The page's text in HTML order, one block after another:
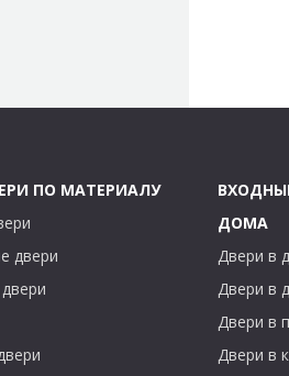
т
а
н
и
ц
ПО МАТЕРИАЛУ
двери
ДОМА
Двери в
Двери в
Двери в
Двери в